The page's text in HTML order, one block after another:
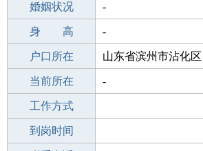
出生年月 1973-08-12
婚姻状况 -
学 历 高中
身 高 -
毕业学校 高中
户口所在 山东省滨州市沾化区
所学专业 -
当前所在 -
工作经验
工作方式
驾 照
到岗时间